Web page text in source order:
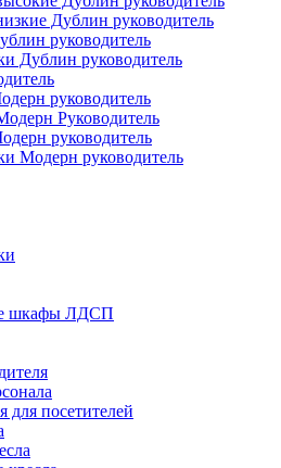
Дублин руководитель
руководитель
Дублин руководитель
руководитель
Руководитель
руководитель
Модерн руководитель
шкафы ЛДСП
для посетителей